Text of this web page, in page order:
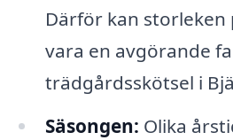
Därför kan
vara en avgörande
trädgårdsskötsel i
Säsongen: Olika